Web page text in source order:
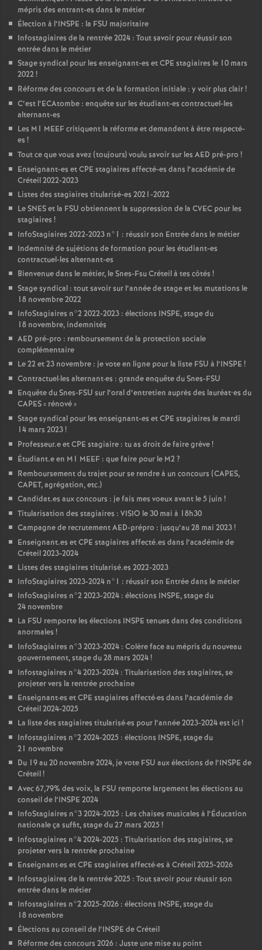
mépris des entrant-es dans le métier
Élection à l’INSPE : la FSU majoritaire
Infostagiaires de la rentrée 2024 : Tout savoir pour réussir son
entrée dans le métier
Stage syndical pour les enseignant-es etCPE stagiaires le 10 mars
2022!
Réforme des concours et de la formation initiale : y voir plus clair!
C’est l’ECAtombe : enquête sur les étudiant-es contractuel-les
alternant-es
Les M1 MEEFcritiquent la réforme et demandent à être respecté-
es !
Tout ce que vous avez (toujours) voulu savoir sur les AED pré-pro !
Enseignant-es etCPE stagiaires affecté-es dans l’académie de
Créteil 2022-2023
Listes des stagiaires titularisé-es 2021-2022
LeSNESet la FSU obtiennent la suppression de la CVEC pour les
stagiaires !
InfoStagiaires 2022-2023 n°1 : réussir son Entrée dans le métier
Indemnité de sujétions de formation pour les étudiant-es
contractuel-les alternant-es
Bienvenue dans le métier, le Snes-Fsu Créteil à tes côtés !
Stage syndical : tout savoir sur l’année de stage et les mutations le
18 novembre 2022
InfoStagiaires n°2 2022-2023 : élections INSPE, stage du
18 novembre, indemnités
AED pré-pro : remboursement de la protection sociale
complémentaire
Le 22 et 23 novembre : je vote en ligne pour la liste FSU à l’INSPE !
Contractuel·les alternant·es : grande enquête du Snes-FSU
Enquête du Snes-FSU sur l’oral d’entretien auprès des lauréat•es du
CAPES« rénové»
Stage syndical pour les enseignant-es etCPE stagiaires le mardi
14 mars 2023!
Professeur.e etCPE stagiaire : tu as droit de faire grève!
Étudiant.e en M1 MEEF : que faire pour le M2?
Remboursement du trajet pour se rendre à un concours (CAPES,
CAPET, agrégation, etc.)
Candidat.es aux concours : je fais mes voeux avant le 5 juin !
Titularisation des stagiaires : VISIO le 30 mai à 18h30
Campagne de recrutementAED-prépro : jusqu’au 28 mai 2023!
Enseignant.es etCPE stagiaires affecté.es dans l’académie de
Créteil 2023-2024
Listes des stagiaires titularisé.es 2022-2023
InfoStagiaires 2023-2024 n°1 : réussir son Entrée dans le métier
InfoStagiaires n°2 2023-2024 : élections INSPE, stage du
24 novembre
La FSU remporte les élections INSPE tenues dans des conditions
anormales !
InfoStagiaires n°3 2023-2024 : Colère face au mépris du nouveau
gouvernement, stage du 28 mars 2024!
Infostagiaires n°4 2023-2024 : Titularisation des stagiaires, se
projeter vers la rentrée prochaine
Enseignant·es etCPE stagiaires affecté·es dans l’académie de
Créteil 2024-2025
La liste des stagiaires titularisé·es pour l’année 2023-2024 est ici !
Infostagiaires n°2 2024-2025 : élections INSPE, stage du
21 novembre
Du 19 au 20 novembre 2024, je vote FSU aux élections de l’INSPE de
Créteil!
Avec 67,79% des voix, la FSU remporte largement les élections au
conseil de l’INSPE 2024
InfoStagiaires n°3 2024-2025 : Les chaises musicales à l’Éducation
nationale ça suffit, stage du 27 mars 2025!
Infostagiaires n°4 2024-2025 : Titularisation des stagiaires, se
projeter vers la rentrée prochaine
Enseignant·es etCPE stagiaires affecté·es à Créteil 2025-2026
Infostagiaires de la rentrée 2025 : Tout savoir pour réussir son
entrée dans le métier
Infostagiaires n°2 2025-2026 : élections INSPE, stage du
18 novembre
Élections au conseil de l’INSPE de Créteil
Réforme des concours 2026 : Juste une mise au point